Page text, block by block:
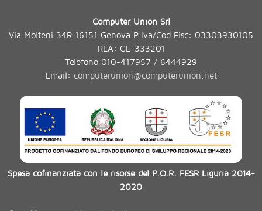
Computer Union Srl
Via Molteni 34R 16151 Genova P.Iva/Cod Fisc: 03303930105
REA: GE-333201
Telefono 010-417957 / 6444929
Email: computerunion@computerunion.net
Spesa cofinanziata con le risorse del P.O.R. FESR Liguria 2014-
2020